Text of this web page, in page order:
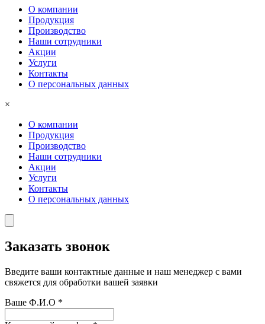
О компании
Продукция
Производство
Наши сотрудники
Акции
Услуги
Контакты
О персональных данных
×
О компании
Продукция
Производство
Наши сотрудники
Акции
Услуги
Контакты
О персональных данных
Заказать звонок
Введите ваши контактные данные и наш менеджер с вами
свяжется для обработки вашей заявки
Ваше Ф.И.О *